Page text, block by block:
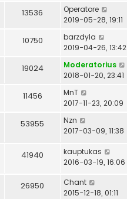
13536
Operatore
2019-05-28, 19:11
10750
barzdyla
2019-04-26, 13:42
19024
Moderatorius
2018-01-20, 23:41
11456
MnT
2017-11-23, 20:09
53955
Nzn
2017-03-09, 11:38
41940
kauptukas
2016-03-19, 16:06
26950
Chant
2015-12-18, 01:11